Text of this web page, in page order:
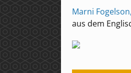
Marni
aus dem